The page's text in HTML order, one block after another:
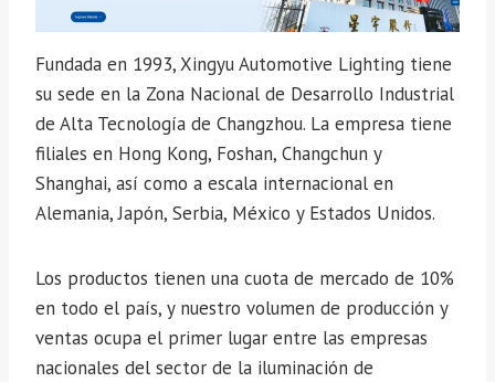
Fundada en 1993, Xingyu Automotive Lighting tiene
su sede en la Zona Nacional de Desarrollo Industrial
de Alta Tecnología de Changzhou. La empresa tiene
filiales en Hong Kong, Foshan, Changchun y
Shanghai, así como a escala internacional en
Alemania, Japón, Serbia, México y Estados Unidos.
Los productos tienen una cuota de mercado de 10%
en todo el país, y nuestro volumen de producción y
ventas ocupa el primer lugar entre las empresas
nacionales del sector de la iluminación de